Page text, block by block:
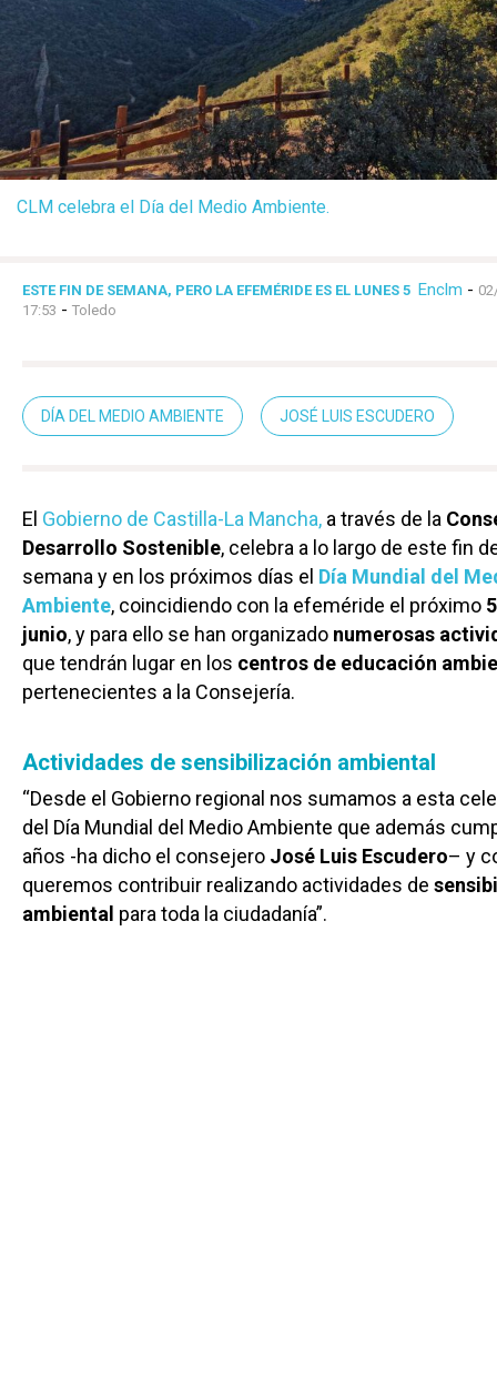
CLM celebra el Día del Medio Ambiente.
ESTE FIN DE SEMANA, PERO LA EFEMÉRIDE ES EL LUNES 5 Enclm -
17:53 - Toledo
DÍA DEL MEDIO AMBIENTE JOSÉ LUIS ESCUDERO
El Gobierno de Castilla-La Mancha, a través de la
Desarrollo Sostenible, celebra a lo largo de este fin
semana y en los próximos días el Día Mundial del
Ambiente, coincidiendo con la efeméride el próximo
junio, y para ello se han organizado numerosas
que tendrán lugar en los centros de educación
pertenecientes a la Consejería.
Actividades de sensibilización ambiental
“Desde el Gobierno regional nos sumamos a esta
del Día Mundial del Medio Ambiente que además
años -ha dicho el consejero José Luis Escudero– y
queremos contribuir realizando actividades de
ambiental para toda la ciudadanía”.